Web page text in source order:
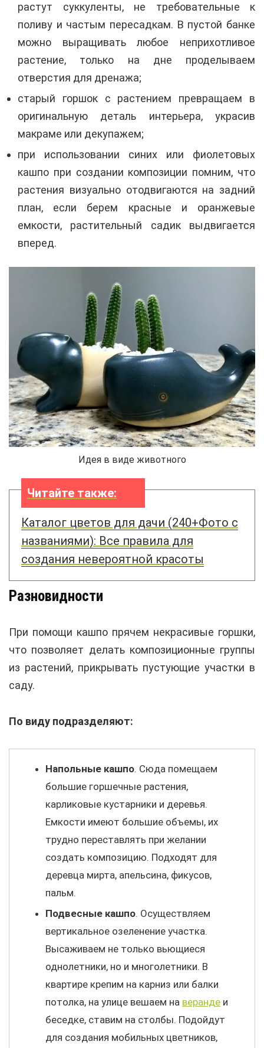
растут суккуленты, не требовательные к
поливу и частым пересадкам. В пустой банке
можно выращивать любое неприхотливое
растение, только на дне проделываем
отверстия для дренажа;
старый горшок с растением превращаем в
оригинальную деталь интерьера, украсив
макраме или декупажем;
при использовании синих или фиолетовых
кашпо при создании композиции помним, что
растения визуально отодвигаются на задний
план, если берем красные и оранжевые
емкости, растительный садик выдвигается
вперед.
Идея в виде животного
Читайте также:
Каталог цветов для дачи (240+Фото с
названиями): Все правила для
создания невероятной красоты
Разновидности
При помощи кашпо прячем некрасивые горшки,
что позволяет делать композиционные группы
из растений, прикрывать пустующие участки в
саду.
По виду подразделяют:
Напольные кашпо. Сюда помещаем
большие горшечные растения,
карликовые кустарники и деревья.
Емкости имеют большие объемы, их
трудно переставлять при желании
создать композицию. Подходят для
деревца мирта, апельсина, фикусов,
пальм.
Подвесные кашпо. Осуществляем
вертикальное озеленение участка.
Высаживаем не только вьющиеся
однолетники, но и многолетники. В
квартире крепим на карниз или балки
потолка, на улице вешаем на веранде и
беседке, ставим на столбы. Подойдут
для создания мобильных цветников,